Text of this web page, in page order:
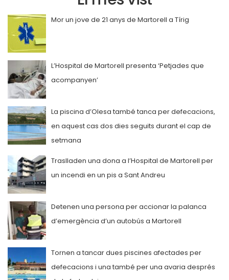
Mor un jove de 21 anys de Martorell a Tírig
L’Hospital de Martorell presenta ‘Petjades que
acompanyen’
La piscina d’Olesa també tanca per defecacions,
en aquest cas dos dies seguits durant el cap de
setmana
Traslladen una dona a l’Hospital de Martorell per
un incendi en un pis a Sant Andreu
Detenen una persona per accionar la palanca
d’emergència d’un autobús a Martorell
Tornen a tancar dues piscines afectades per
defecacions i una també per una avaria després